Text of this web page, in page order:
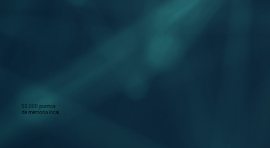
50.000 puntos
de memoria local